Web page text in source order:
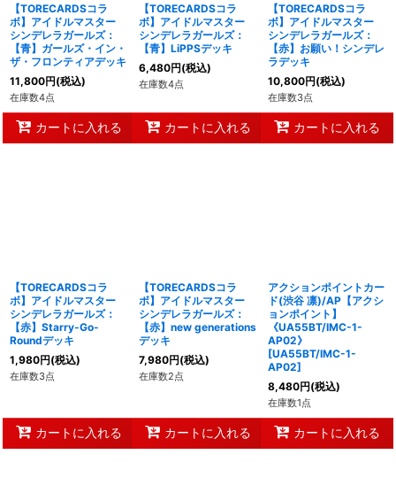
【TORECARDSコラ
ボ】アイドルマスター
シンデレラガールズ：
【青】ガールズ・イン・
ザ・フロンティアデッキ
11,800円(税込)
在庫数4点
カートに入れる
【TORECARDSコラ
ボ】アイドルマスター
シンデレラガールズ：
【青】LiPPSデッキ
6,480円(税込)
在庫数4点
カートに入れる
【TORECARDSコラ
ボ】アイドルマスター
シンデレラガールズ：
【赤】お願い！シンデレ
ラデッキ
10,800円(税込)
在庫数3点
カートに入れる
【TORECARDSコラ
ボ】アイドルマスター
シンデレラガールズ：
【赤】Starry-Go-
Roundデッキ
1,980円(税込)
在庫数3点
カートに入れる
【TORECARDSコラ
ボ】アイドルマスター
シンデレラガールズ：
【赤】new generations
デッキ
7,980円(税込)
在庫数2点
カートに入れる
アクションポイントカー
ド(渋谷 凛)/AP【アクシ
ョンポイント】
《UA55BT/IMC-1-
AP02》
[UA55BT/IMC-1-
AP02]
8,480円(税込)
在庫数1点
カートに入れる